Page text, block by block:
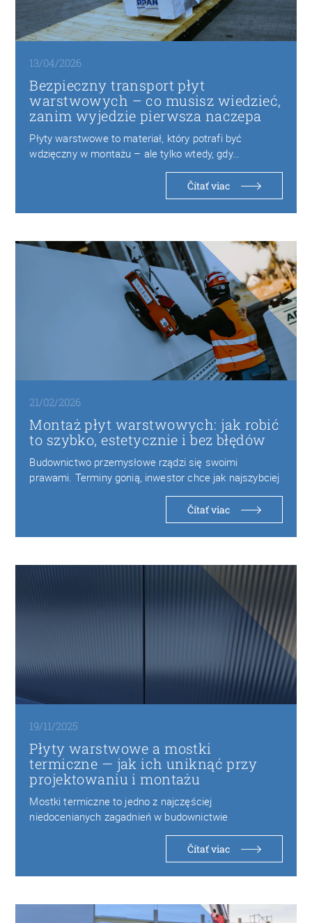
13/04/2026
Bezpieczny transport płyt
warstwowych – co musisz wiedzieć,
zanim wyjedzie pierwsza naczepa
Płyty warstwowe to materiał, który potrafi być
wdzięczny w montażu – ale tylko wtedy, gdy…
Čítať viac
21/02/2026
Montaż płyt warstwowych: jak robić
to szybko, estetycznie i bez błędów
Budownictwo przemysłowe rządzi się swoimi
prawami. Terminy gonią, inwestor chce jak najszybciej
Čítať viac
19/11/2025
Płyty warstwowe a mostki
termiczne — jak ich uniknąć przy
projektowaniu i montażu
Mostki termiczne to jedno z najczęściej
niedocenianych zagadnień w budownictwie
przemysłowym. Choć nowoczesne płyty warstwowe…
Čítať viac